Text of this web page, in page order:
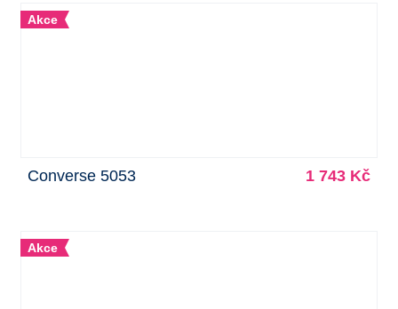
Akce
Converse 5053 1 743 Kč
Akce